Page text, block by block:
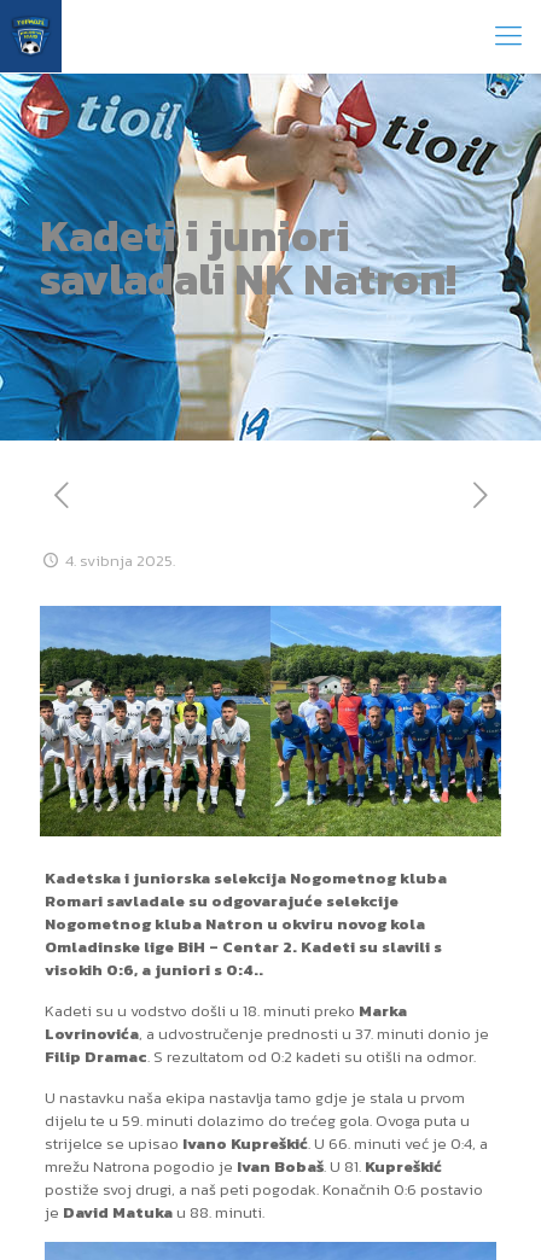
Kadeti i juniori
savladali NK Natron!
4. svibnja 2025.
Kadetska i juniorska selekcija Nogometnog kluba
Romari savladale su odgovarajuće selekcije
Nogometnog kluba Natron u okviru novog kola
Omladinske lige BiH – Centar 2. Kadeti su slavili s
visokih 0:6, a juniori s 0:4..
Kadeti su u vodstvo došli u 18. minuti preko Marka
Lovrinovića, a udvostručenje prednosti u 37. minuti donio je
Filip Dramac. S rezultatom od 0:2 kadeti su otišli na odmor.
U nastavku naša ekipa nastavlja tamo gdje je stala u prvom
dijelu te u 59. minuti dolazimo do trećeg gola. Ovoga puta u
strijelce se upisao Ivano Kupreškić. U 66. minuti već je 0:4, a
mrežu Natrona pogodio je Ivan Bobaš. U 81. Kupreškić
postiže svoj drugi, a naš peti pogodak. Konačnih 0:6 postavio
je David Matukau 88. minuti.